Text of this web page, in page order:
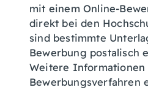
mit einem Online-
direkt bei den
sind bestimmte
Bewerbung postalisch
Weitere Informationen
Bewerbungsverfahren